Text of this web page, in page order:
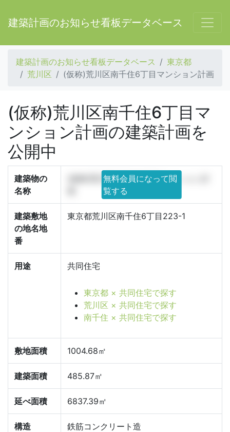
建築計画のお知らせ看板データベース
建築計画のお知らせ看板データベース
東京都
荒川区
(仮称)荒川区南千住6丁目マンション計画
(仮称)荒川区南千住6丁目マ
ンション計画の建築計画を
公開中
建築物の
名称
(仮称)荒川区南千住6丁目マンション計
無料会員になって閲
覧する
建築敷地
の地名地
番
東京都荒川区南千住6丁目223-1
用途 共同住宅
東京都 × 共同住宅で探す
荒川区 × 共同住宅で探す
南千住 × 共同住宅で探す
敷地面積 1004.68㎡
建築面積 485.87㎡
延べ面積 6837.39㎡
構造
鉄筋コンクリート造